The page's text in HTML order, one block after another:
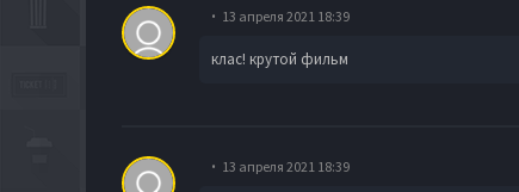
13 апреля 2021 18:39
клас! крутой фильм
13 апреля 2021 18:39